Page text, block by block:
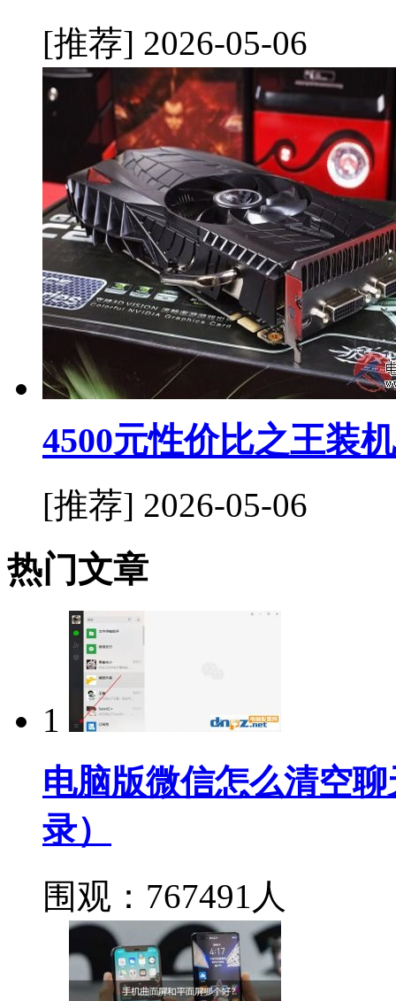
[推荐] 2026-05-06
4500元性价比之王装
[推荐] 2026-05-06
热门文章
1
电脑版微信怎么清空
录）
围观：767491人